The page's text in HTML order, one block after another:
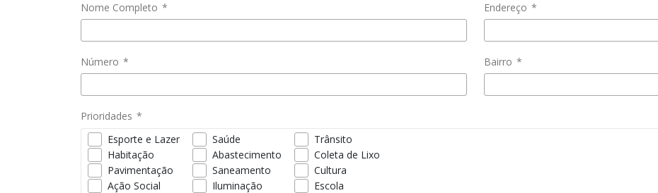
Nome Completo * Endereço *
Número * Bairro *
Prioridades *
Esporte e Lazer
Saúde
Trânsito
Habitação
Abastecimento
Coleta de Lixo
Pavimentação
Saneamento
Cultura
Ação Social
Iluminação
Escola